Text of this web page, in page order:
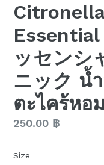
Essential
ッセンシ
ニック น้
ตะไคร้หอ
Regular
250.00 ฿
Size